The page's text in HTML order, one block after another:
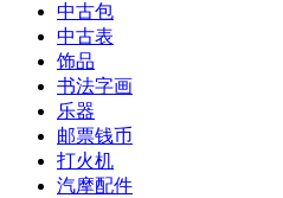
中古包
中古表
饰品
书法字画
乐器
邮票钱币
打火机
汽摩配件